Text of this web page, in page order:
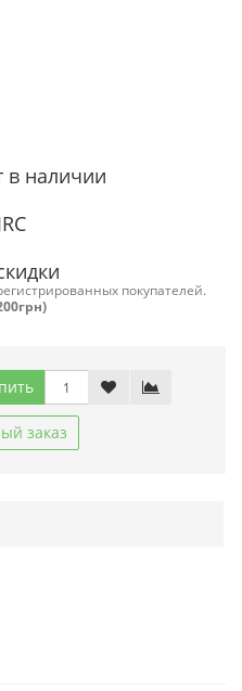
в наличии
покупателей.
заказ